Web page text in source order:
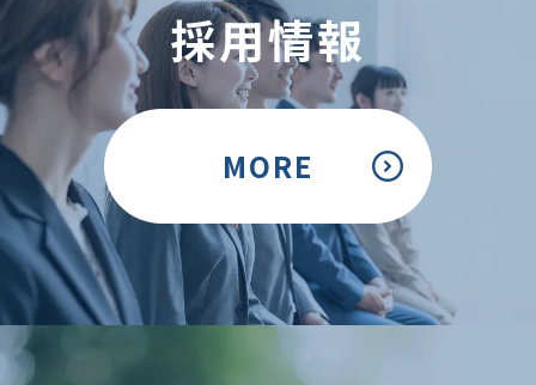
採用情報
MORE